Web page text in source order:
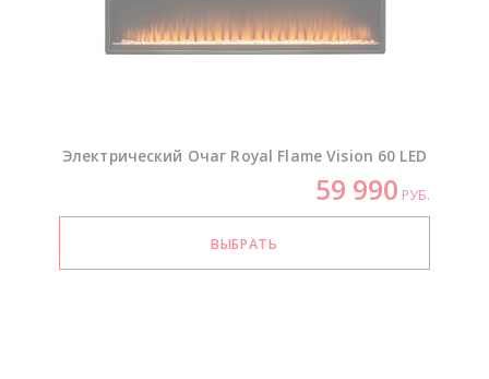
Электрический Очаг Royal Flame Vision 60 LED
59 990 РУБ.